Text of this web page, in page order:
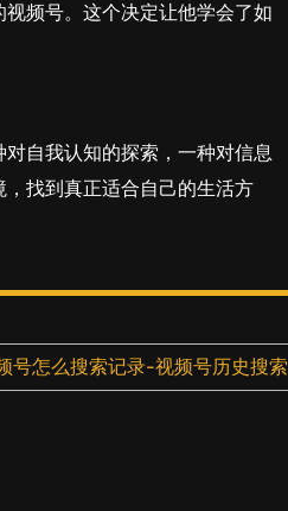
频号。这个决定让他学会了如
自我认知的探索，一种对信息
找到真正适合自己的生活方
号怎么搜索记录-视频号历史搜索